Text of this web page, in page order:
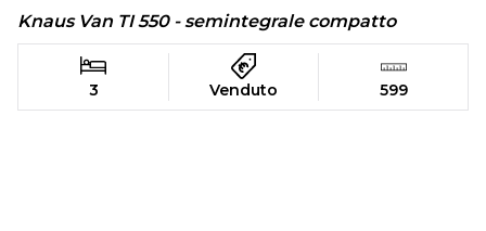
Knaus Van TI 550 - semintegrale compatto
3 Venduto 599